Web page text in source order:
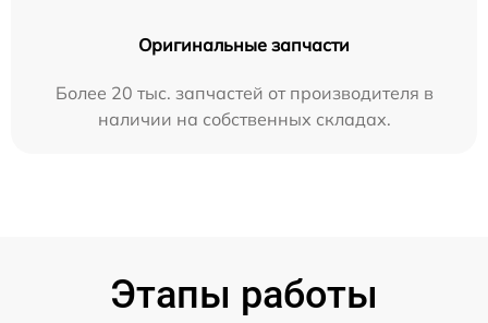
Оригинальные запчасти
Более 20 тыс. запчастей от производителя в
наличии на собственных складах.
Этапы работы